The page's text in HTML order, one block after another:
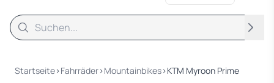
Suche
Startseite›Fahrräder›Mountainbikes›KTM Myroon Prime